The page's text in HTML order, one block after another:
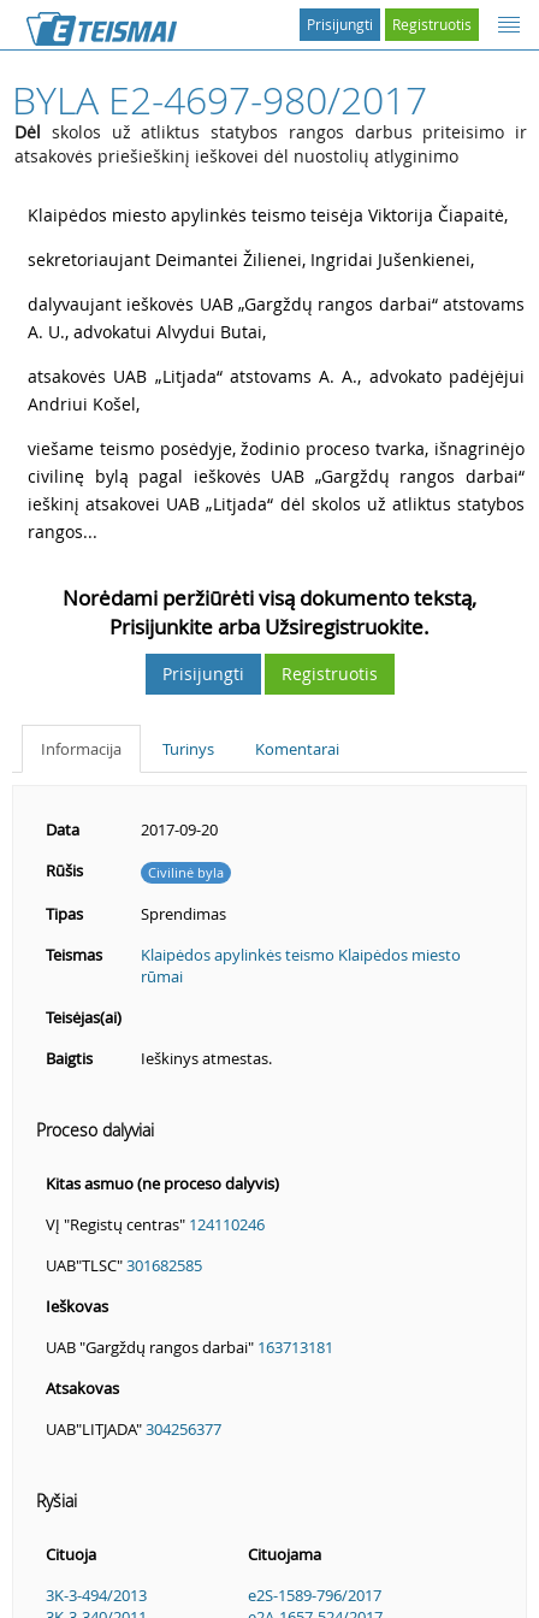
Registruotis
Prisijungti
BYLA E2-4697-980/2017
Dėl skolos už atliktus statybos rangos darbus priteisimo ir
atsakovės priešieškinį ieškovei dėl nuostolių atlyginimo
Klaipėdos miesto apylinkės teismo teisėja Viktorija Čiapaitė,
sekretoriaujant Deimantei Žilienei, Ingridai Jušenkienei,
dalyvaujant ieškovės UAB „Gargždų rangos darbai“ atstovams
A. U., advokatui Alvydui Butai,
atsakovės UAB „Litjada“ atstovams A. A., advokato padėjėjui
Andriui Košel,
viešame teismo posėdyje, žodinio proceso tvarka, išnagrinėjo
civilinę bylą pagal ieškovės UAB „Gargždų rangos darbai“
ieškinį atsakovei UAB „Litjada“ dėl skolos už atliktus statybos
rangos...
Norėdami peržiūrėti visą dokumento tekstą,
Prisijunkite arba Užsiregistruokite.
Prisijungti Registruotis
Informacija Turinys Komentarai
Data
2017-09-20
Rūšis
Civilinė byla
Tipas
Sprendimas
Teismas
Klaipėdos apylinkės teismo Klaipėdos miesto
rūmai
Teisėjas(ai)
Baigtis
Ieškinys atmestas.
Proceso dalyviai
Kitas asmuo (ne proceso dalyvis)
VĮ "Registų centras" 124110246
UAB"TLSC"301682585
Ieškovas
UAB "Gargždų rangos darbai" 163713181
Atsakovas
UAB"LITJADA"304256377
Ryšiai
Cituoja
Cituojama
3K-3-494/2013
e2S-1589-796/2017